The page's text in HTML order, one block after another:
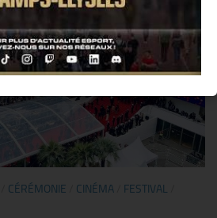
CÉRÉMONIE CINÉMA FESTIVAL